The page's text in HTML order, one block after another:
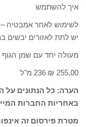
איך להשתמש
לשימוש לאחר אמבטיה
יש לתת לאזורים יבשים
מעולה יחד עם שמן
255,00 ₪ 236 מ"ל
הערה: כל הנתונים על
באחריות החברות
מטרת פירסום זה